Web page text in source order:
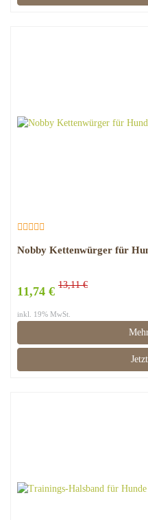
Nobby Kettenwürger für
11,74 € 13,11 €
inkl. 19% MwSt.